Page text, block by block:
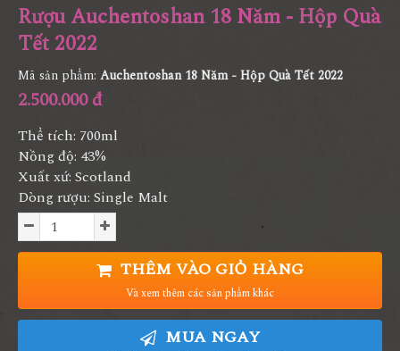
Rượu Auchentoshan 18 Năm - Hộp Quà
Tết 2022
Mã sản phẩm: Auchentoshan 18 Năm - Hộp Quà Tết 2022
2.500.000 đ
Thể tích: 700ml
Nồng độ: 43%
Xuất xứ: Scotland
Dòng rượu: Single Malt
THÊM VÀO GIỎ HÀNG
Và xem thêm các sản phẩm khác
MUA NGAY